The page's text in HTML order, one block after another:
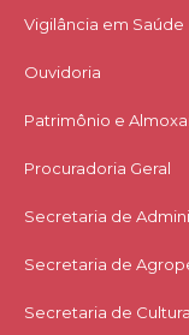
Vigilância em Saúde
Ouvidoria
Patrimônio e
Procuradoria Geral
Secretaria de
Secretaria de
Secretaria de